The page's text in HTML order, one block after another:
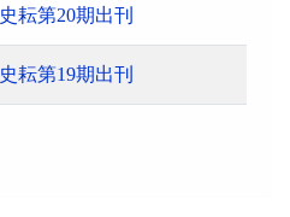
史耘第20期出刊
史耘第19期出刊